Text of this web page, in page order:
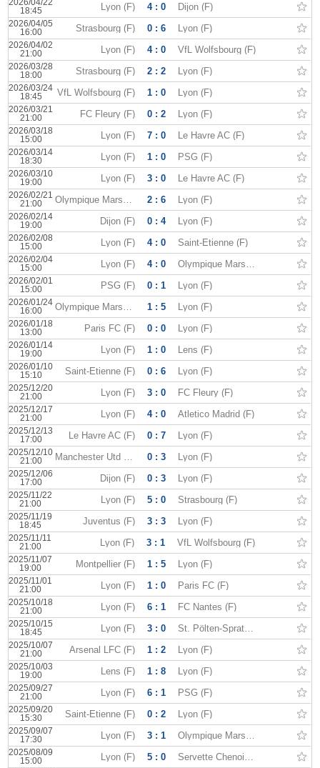
2026/04/22
18:45
Lyon (F) 4 : 0 Dijon (F)
2026/04/05
16:00
Strasbourg (F) 0 : 6 Lyon (F)
2026/04/02
21:00
Lyon (F) 4 : 0 VfL Wolfsbourg (F)
2026/03/28
18:00
Strasbourg (F) 2 : 2 Lyon (F)
2026/03/24
18:45
VfL Wolfsbourg (F) 1 : 0 Lyon (F)
2026/03/21
21:00
FC Fleury (F) 0 : 2 Lyon (F)
2026/03/18
15:00
Lyon (F) 7 : 0 Le Havre AC (F)
2026/03/14
18:30
Lyon (F) 1 : 0 PSG (F)
2026/03/10
19:00
Lyon (F) 3 : 0 Le Havre AC (F)
2026/02/21
21:00
Olympique Marseille (F) 2 : 6 Lyon (F)
2026/02/14
19:00
Dijon (F) 0 : 4 Lyon (F)
2026/02/08
15:00
Lyon (F) 4 : 0 Saint-Etienne (F)
2026/02/04
15:00
Lyon (F) 4 : 0 Olympique Marseille (F)
2026/02/01
15:00
PSG (F) 0 : 1 Lyon (F)
2026/01/24
16:00
Olympique Marseille (F) 1 : 5 Lyon (F)
2026/01/18
13:00
Paris FC (F) 0 : 0 Lyon (F)
2026/01/14
19:00
Lyon (F) 1 : 0 Lens (F)
2026/01/10
15:10
Saint-Etienne (F) 0 : 6 Lyon (F)
2025/12/20
21:00
Lyon (F) 3 : 0 FC Fleury (F)
2025/12/17
21:00
Lyon (F) 4 : 0 Atletico Madrid (F)
2025/12/13
17:00
Le Havre AC (F) 0 : 7 Lyon (F)
2025/12/10
21:00
Manchester Utd (F) 0 : 3 Lyon (F)
2025/12/06
17:00
Dijon (F) 0 : 3 Lyon (F)
2025/11/22
21:00
Lyon (F) 5 : 0 Strasbourg (F)
2025/11/19
18:45
Juventus (F) 3 : 3 Lyon (F)
2025/11/11
21:00
Lyon (F) 3 : 1 VfL Wolfsbourg (F)
2025/11/07
19:00
Montpellier (F) 1 : 5 Lyon (F)
2025/11/01
21:00
Lyon (F) 1 : 0 Paris FC (F)
2025/10/18
21:00
Lyon (F) 6 : 1 FC Nantes (F)
2025/10/15
18:45
Lyon (F) 3 : 0 St. Pölten-Spratzern (F)
2025/10/07
21:00
Arsenal LFC (F) 1 : 2 Lyon (F)
2025/10/03
19:00
Lens (F) 1 : 8 Lyon (F)
2025/09/27
21:00
Lyon (F) 6 : 1 PSG (F)
2025/09/20
15:30
Saint-Etienne (F) 0 : 2 Lyon (F)
2025/09/07
17:30
Lyon (F) 3 : 1 Olympique Marseille (F)
2025/08/09
15:00
Lyon (F) 5 : 0 Servette Chenois (F)